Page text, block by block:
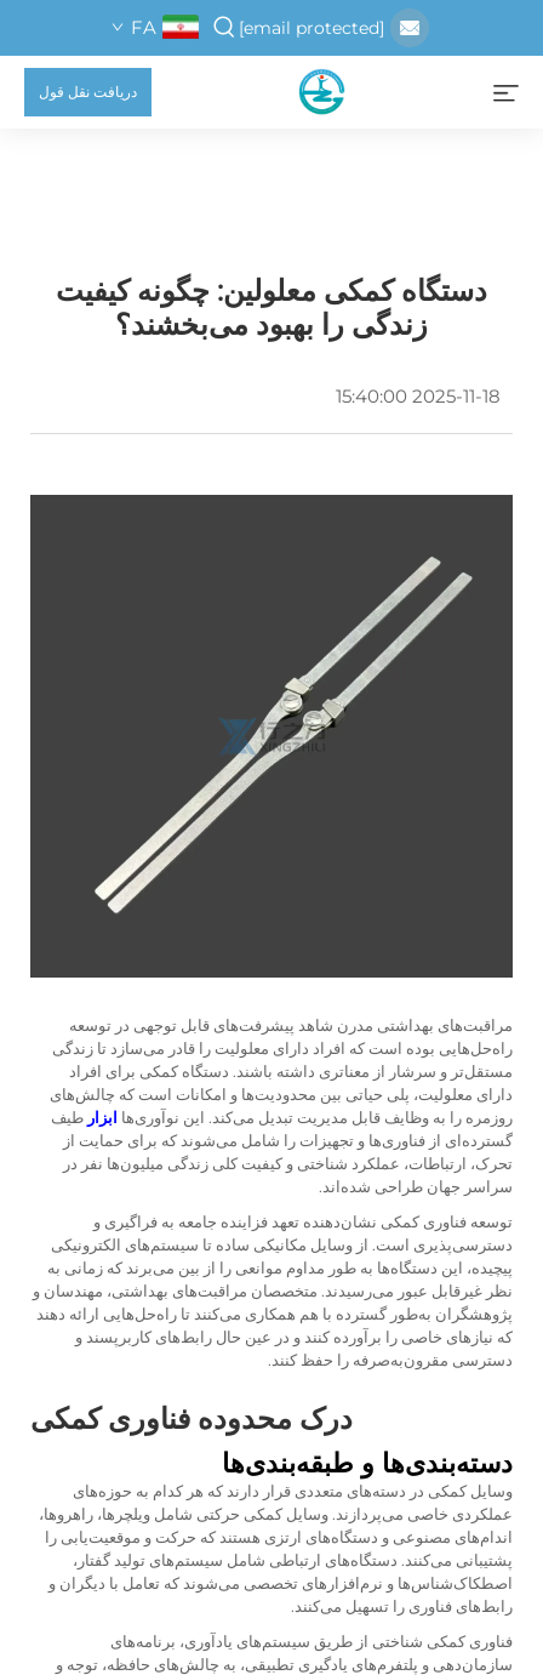
[email protected]
FA
دریافت نقل قول
دستگاه کمکی معلولین: چگونه کیفیت
زندگی را بهبود می‌بخشند؟
2025-11-18 15:40:00
مراقبت‌های بهداشتی مدرن شاهد پیشرفت‌های قابل توجهی در توسعه
راه‌حل‌هایی بوده است که افراد دارای معلولیت را قادر می‌سازد تا زندگی
مستقل‌تر و سرشار از معنا‌تری داشته باشند. دستگاه کمکی برای افراد
دارای معلولیت، پلی حیاتی بین محدودیت‌ها و امکانات است که چالش‌های
روزمره را به وظایف قابل مدیریت تبدیل می‌کند. این نوآوری‌ها ابزار طیف
گسترده‌ای از فناوری‌ها و تجهیزات را شامل می‌شوند که برای حمایت از
تحرک، ارتباطات، عملکرد شناختی و کیفیت کلی زندگی میلیون‌ها نفر در
سراسر جهان طراحی شده‌اند.
توسعه فناوری کمکی نشان‌دهنده تعهد فزاینده جامعه به فراگیری و
دسترسی‌پذیری است. از وسایل مکانیکی ساده تا سیستم‌های الکترونیکی
پیچیده، این دستگاه‌ها به طور مداوم موانعی را از بین می‌برند که زمانی به
نظر غیرقابل عبور می‌رسیدند. متخصصان مراقبت‌های بهداشتی، مهندسان و
پژوهشگران به‌طور گسترده با هم همکاری می‌کنند تا راه‌حل‌هایی ارائه دهند
که نیازهای خاصی را برآورده کنند و در عین حال رابط‌های کاربرپسند و
دسترسی مقرون‌به‌صرفه را حفظ کنند.
درک محدوده فناوری کمکی
دسته‌بندی‌ها و طبقه‌بندی‌ها
وسایل کمکی در دسته‌های متعددی قرار دارند که هر کدام به حوزه‌های
عملکردی خاصی می‌پردازند. وسایل کمکی حرکتی شامل ویلچرها، راهروها،
اندام‌های مصنوعی و دستگاه‌های ارتزی هستند که حرکت و موقعیت‌یابی را
پشتیبانی می‌کنند. دستگاه‌های ارتباطی شامل سیستم‌های تولید گفتار،
اصطکاک‌شناس‌ها و نرم‌افزارهای تخصصی می‌شوند که تعامل با دیگران و
رابط‌های فناوری را تسهیل می‌کنند.
فناوری کمکی شناختی از طریق سیستم‌های یادآوری، برنامه‌های
سازمان‌دهی و پلتفرم‌های یادگیری تطبیقی، به چالش‌های حافظه، توجه و